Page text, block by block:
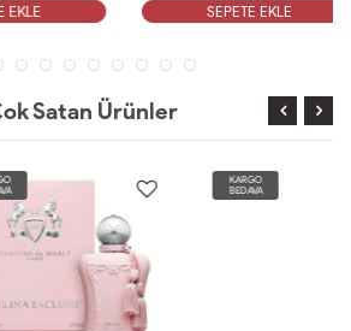
SEPETE EKLE
Satan Ürünler
KARGO
BEDAVA